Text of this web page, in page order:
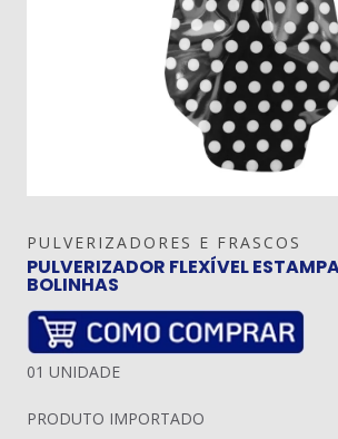
PULVERIZADORES E FRASCOS
PULVERIZADOR FLEXÍVEL
BOLINHAS
01 UNIDADE
PRODUTO IMPORTADO